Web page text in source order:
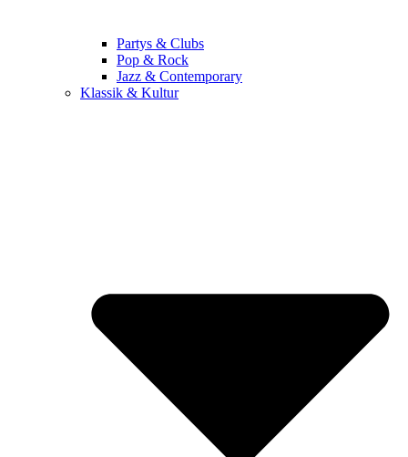
Partys & Clubs
Pop & Rock
Jazz & Contemporary
Klassik & Kultur